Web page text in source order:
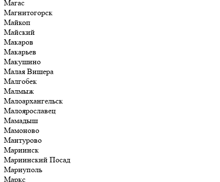
Магас
Магнитогорск
Майкоп
Майский
Макаров
Макарьев
Макушино
Малая Вишера
Малгобек
Малмыж
Малоархангельск
Малоярославец
Мамадыш
Мамоново
Мантурово
Мариинск
Мариинский Посад
Мариуполь
Маркс